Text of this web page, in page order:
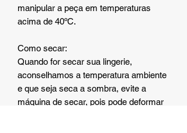
manipular a peça em temperaturas
acima de 40ºC.
Como secar:
Quando for secar sua lingerie,
aconselhamos a temperatura ambiente
e que seja seca a sombra, evite a
máquina de secar, pois pode deformar